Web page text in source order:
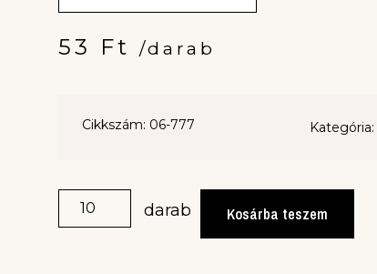
53 Ft /darab
Cikkszám: 06-777 Kategória:
darab Kosárba teszem